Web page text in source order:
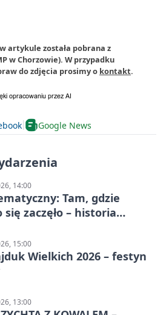
artykule została pobrana z
w Chorzowie). W przypadku
do zdjęcia prosimy o kontakt.
Google News
14:00
Tam, gdzie
zaczęło – historia
15:00
Wielkich 2026 – festyn
13:00